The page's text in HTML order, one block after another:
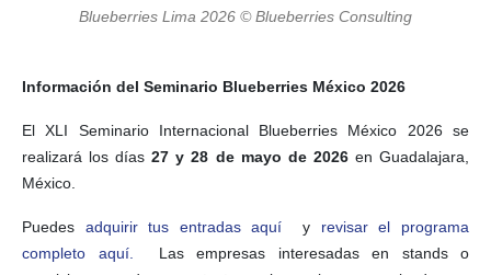
Blueberries Lima 2026 © Blueberries Consulting
Información del Seminario Blueberries México 2026
El XLI Seminario Internacional Blueberries México 2026 se
realizará los días27 y 28 de mayo de 2026en Guadalajara,
México.
Puedes adquirir tus entradas aquí y revisar el programa
completo aquí.
Las empresas interesadas en stands o